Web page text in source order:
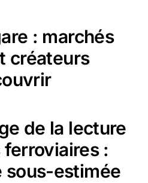
: marchés
créateurs
de la lecture
:
sous-estimée